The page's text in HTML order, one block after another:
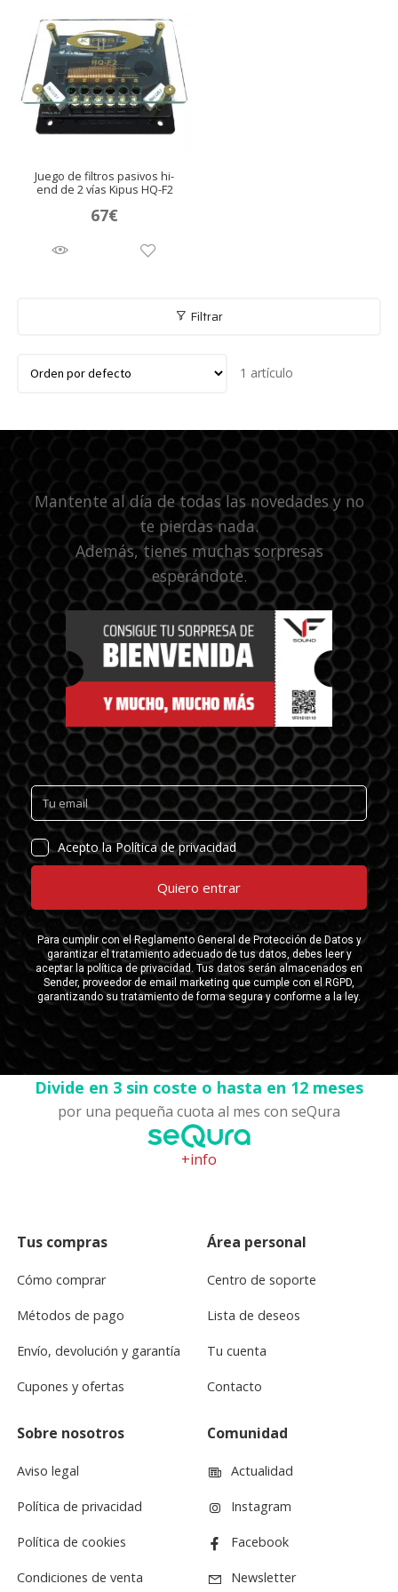
Juego de filtros pasivos hi-
end de 2 vías Kipus HQ-F2
67€
Filtrar
1 artículo
Mantente al día de todas las novedades y no
te pierdas nada.
Además, tienes muchas sorpresas
esperándote.
Divide en 3 sin coste o hasta en 12 meses
por una pequeña cuota al mes con seQura
+info
Tus compras
Cómo comprar
Métodos de pago
Envío, devolución y garantía
Cupones y ofertas
Área personal
Centro de soporte
Lista de deseos
Tu cuenta
Contacto
Sobre nosotros
Aviso legal
Política de privacidad
Política de cookies
Condiciones de venta
Comunidad
Actualidad
Instagram
Facebook
Newsletter